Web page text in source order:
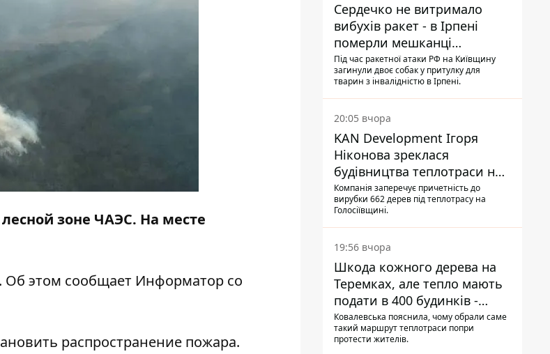
зоне ЧАЭС. На месте
этом сообщает Информатор со
распространение пожара.
Сердечко не витримало
вибухів ракет - в Ірпені
померли мешканці
притулку для собак з
інвалідністю
Під час ракетної атаки РФ на Київщину
загинули двоє собак у притулку для
тварин з інвалідністю в Ірпені.
20:05 вчора
KAN Development Ігоря
Ніконова зреклася
будівництва теплотраси на
Теремках
Компанія заперечує причетність до
вирубки 662 дерев під теплотрасу на
Голосіївщині.
19:56 вчора
Шкода кожного дерева на
Теремках, але тепло мають
подати в 400 будинків -
депутатка Київради
Ковалевська пояснила, чому обрали саме
такий маршрут теплотраси попри
протести жителів.